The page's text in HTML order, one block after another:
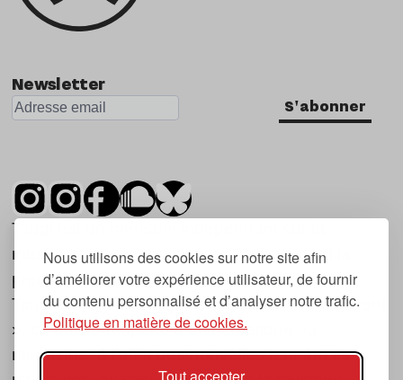
Nous utilisons des cookies sur notre site afin
d’améliorer votre expérience utilisateur, de fournir
du contenu personnalisé et d’analyser notre trafic.
Politique en matière de cookies.
Newsletter
S'abonner
Tsugi est un mensuel indépendant sur la
musique et les nouvelles tendances, dont la
première parution date de 2007.
Tsugi en japonais signifie « prochain », « suivant
», ce qui correspond à la thématique du
magazine, à l’affût des nouvelles tendances